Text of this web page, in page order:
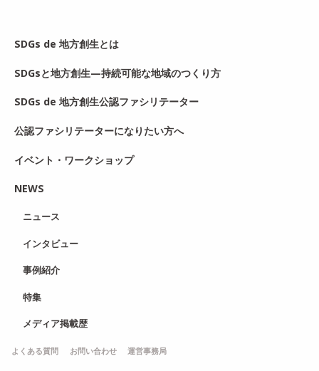
SDGs de 地方創生とは
SDGsと地方創生—持続可能な地域のつくり方
SDGs de 地方創生公認ファシリテーター
公認ファシリテーターになりたい方へ
イベント・ワークショップ
NEWS
ニュース
インタビュー
事例紹介
特集
メディア掲載歴
よくある質問 お問い合わせ 運営事務局